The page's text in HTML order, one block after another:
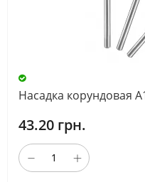
Насадка корундовая
43.20 грн.